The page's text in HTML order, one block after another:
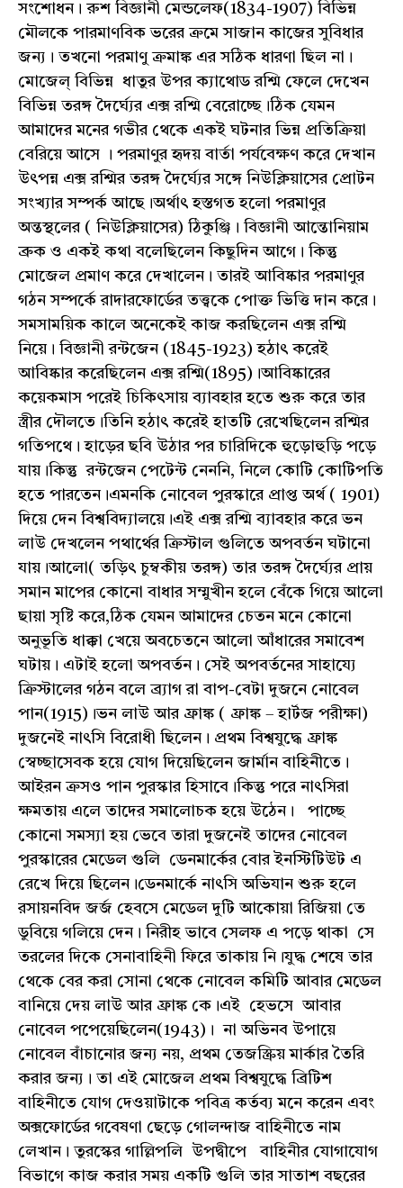
সংশোধন। রুশ বিজ্ঞানী মেন্ডলেফ(1834-1907) বিভিন্ন
মৌলকে পারমাণবিক ভরের ক্রমে সাজান কাজের সুবিধার
জন্য। তখনো পরমাণু ক্রমাঙ্ক এর সঠিক ধারণা ছিল না।
মোজেল্ বিভিন্ন ধাতুর উপর ক্যাথোড রশ্মি ফেলে দেখেন
বিভিন্ন তরঙ্গ দৈর্ঘ্যের এক্স রশ্মি বেরোচ্ছে।ঠিক যেমন
আমাদের মনের গভীর থেকে একই ঘটনার ভিন্ন প্রতিক্রিয়া
বেরিয়ে আসে । পরমাণুর হৃদয় বার্তা পর্যবেক্ষণ করে দেখান
উৎপন্ন এক্স রশ্মির তরঙ্গ দৈর্ঘ্যের সঙ্গে নিউক্লিয়াসের প্রোটন
সংখ্যার সম্পর্ক আছে।অর্থাৎ হস্তগত হলো পরমাণুর
অন্তস্থলের ( নিউক্লিয়াসের) ঠিকুঞ্জি। বিজ্ঞানী আন্তোনিয়াম
ব্রুক ও একই কথা বলেছিলেন কিছুদিন আগে। কিন্তু
মোজেল প্রমাণ করে দেখালেন। তারই আবিষ্কার পরমাণুর
গঠন সম্পর্কে রাদারফোর্ডের তত্ত্বকে পোক্ত ভিত্তি দান করে।
সমসাময়িক কালে অনেকেই কাজ করছিলেন এক্স রশ্মি
নিয়ে। বিজ্ঞানী রন্টজেন (1845-1923) হঠাৎ করেই
আবিষ্কার করেছিলেন এক্স রশ্মি(1895)।আবিষ্কারের
কয়েকমাস পরেই চিকিৎসায় ব্যাবহার হতে শুরু করে তার
স্ত্রীর দৌলতে।তিনি হঠাৎ করেই হাতটি রেখেছিলেন রশ্মির
গতিপথে। হাড়ের ছবি উঠার পর চারিদিকে হুড়োহুড়ি পড়ে
যায়।কিন্তু রন্টজেন পেটেন্ট নেননি, নিলে কোটি কোটিপতি
হতে পারতেন।এমনকি নোবেল পুরস্কারে প্রাপ্ত অর্থ ( 1901)
দিয়ে দেন বিশ্ববিদ্যালয়ে।এই এক্স রশ্মি ব্যাবহার করে ভন
লাউ দেখলেন পথার্থের ক্রিস্টাল গুলিতে অপবর্তন ঘটানো
যায়।আলো( তড়িৎ চুম্বকীয় তরঙ্গ) তার তরঙ্গ দৈর্ঘ্যের প্রায়
সমান মাপের কোনো বাধার সম্মুখীন হলে বেঁকে গিয়ে আলো
ছায়া সৃষ্টি করে,ঠিক যেমন আমাদের চেতন মনে কোনো
অনুভূতি ধাক্কা খেয়ে অবচেতনে আলো আঁধারের সমাবেশ
ঘটায়। এটাই হলো অপবর্তন। সেই অপবর্তনের সাহায্যে
ক্রিস্টালের গঠন বলে ব্র্যাগ রা বাপ-বেটা দুজনে নোবেল
পান(1915)।ভন লাউ আর ফ্রাঙ্ক ( ফ্রাঙ্ক – হার্টজ পরীক্ষা)
দুজনেই নাৎসি বিরোধী ছিলেন। প্রথম বিশ্বযুদ্ধে ফ্রাঙ্ক
স্বেচ্ছাসেবক হয়ে যোগ দিয়েছিলেন জার্মান বাহিনীতে।
আইরন ক্রসও পান পুরস্কার হিসাবে।কিন্তু পরে নাৎসিরা
ক্ষমতায় এলে তাদের সমালোচক হয়ে উঠেন। পাচ্ছে
কোনো সমস্যা হয় ভেবে তারা দুজনেই তাদের নোবেল
পুরস্কারের মেডেল গুলি ডেনমার্কের বোর ইনস্টিটিউট এ
রেখে দিয়ে ছিলেন।ডেনমার্কে নাৎসি অভিযান শুরু হলে
রসায়নবিদ জর্জ হেবসে মেডেল দুটি আকোয়া রিজিয়া তে
ডুবিয়ে গলিয়ে দেন। নিরীহ ভাবে সেলফ এ পড়ে থাকা সে
তরলের দিকে সেনাবাহিনী ফিরে তাকায় নি।যুদ্ধ শেষে তার
থেকে বের করা সোনা থেকে নোবেল কমিটি আবার মেডেল
বানিয়ে দেয় লাউ আর ফ্রাঙ্ক কে।এই হেভসে আবার
নোবেল পপেয়েছিলেন(1943)। না অভিনব উপায়ে
নোবেল বাঁচানোর জন্য নয়, প্রথম তেজস্ক্রিয় মার্কার তৈরি
করার জন্য। তা এই মোজেল প্রথম বিশ্বযুদ্ধে ব্রিটিশ
বাহিনীতে যোগ দেওয়াটাকে পবিত্র কর্তব্য মনে করেন এবং
অক্সফোর্ডের গবেষণা ছেড়ে গোলন্দাজ বাহিনীতে নাম
লেখান। তুরস্কের গাল্লিপলি উপদ্বীপে বাহিনীর যোগাযোগ
বিভাগে কাজ করার সময় একটি গুলি তার সাতাশ বছরের